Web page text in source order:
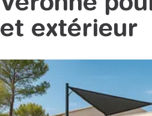
Véronne
et extérieur